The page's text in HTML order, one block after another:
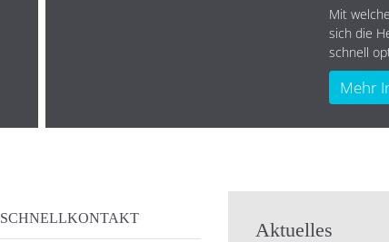
Mit
sich die
schnell
Mehr
SCHNELLKONTAKT
Aktuelles